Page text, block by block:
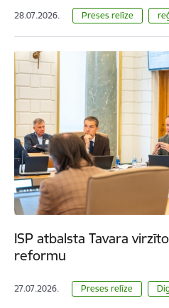
28.07.2026. Preses relīze
ISP atbalsta Tavara
reformu
27.07.2026. Preses relīze